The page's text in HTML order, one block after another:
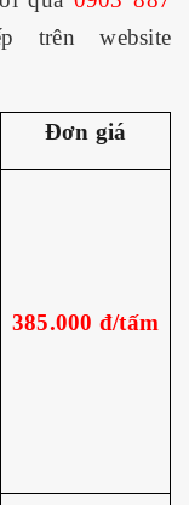
trên website
Đơn giá
385.000 đ/tấm